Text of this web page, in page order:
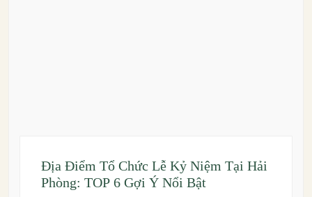
Địa Điểm Tổ Chức Lễ Kỷ Niệm Tại Hải
Phòng: TOP 6 Gợi Ý Nổi Bật